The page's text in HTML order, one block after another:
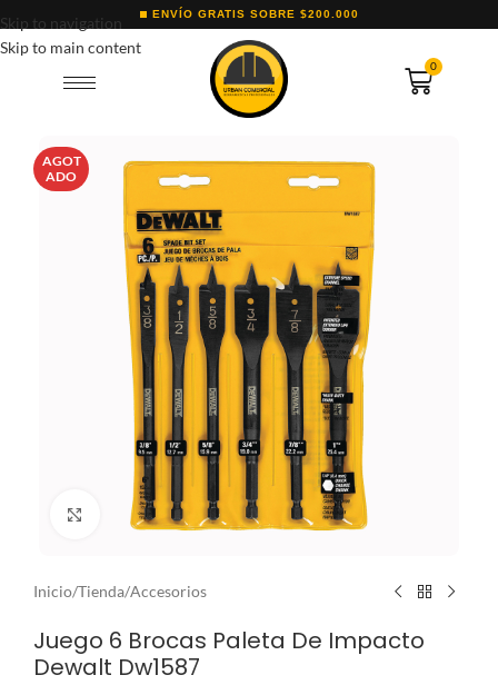
Skip to navigation
Skip to main content
ENVÍO GRATIS SOBRE $200.000
0
AGOT
ADO
Clic para ampliar
Inicio/Tienda/Accesorios
Juego 6 Brocas Paleta De Impacto
Dewalt Dw1587